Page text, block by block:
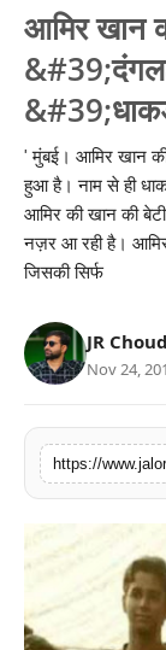
खेल
शिक्षा
लाइफस्टाइल
मनोरंजन
तकनीक
बिज़नेस
आमिर खान
' मुंबई। आमिर खान
हुआ है। नाम से ही
आमिर की खान की
नज़र आ रही है। आमिर
जिसकी सिर्फ
JR
Nov 24,